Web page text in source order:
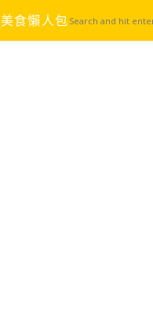
美食懶人包